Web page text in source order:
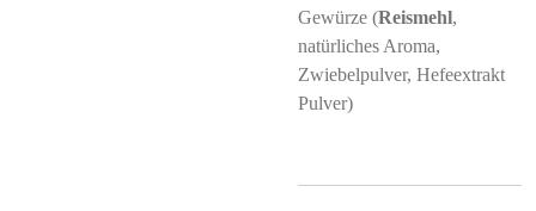
Gewürze (Reismehl,
natürliches Aroma,
Zwiebelpulver, Hefeextrakt
Pulver)